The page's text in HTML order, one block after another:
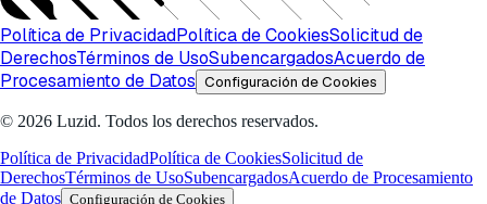
Política de PrivacidadPolítica de CookiesSolicitud de
DerechosTérminos de UsoSubencargadosAcuerdo de
Procesamiento de Datos Configuración de Cookies
© 2026 Luzid. Todos los derechos reservados.
Política de PrivacidadPolítica de CookiesSolicitud de
DerechosTérminos de UsoSubencargadosAcuerdo de Procesamiento
de Datos Configuración de Cookies